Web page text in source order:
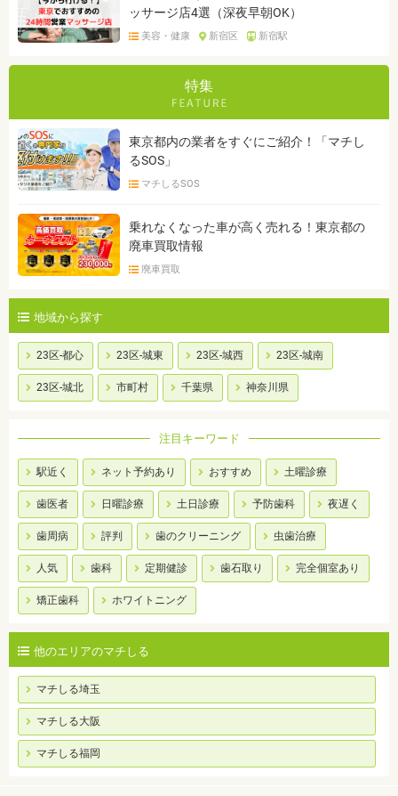
ッサージ店4選（深夜早朝OK）
美容・健康 新宿区 新宿駅
特集
東京都内の業者をすぐにご紹介！「マチし
るSOS」
マチしるSOS
乗れなくなった車が高く売れる！東京都の
廃車買取情報
廃車買取
地域から探す
23区-都心 23区-城東 23区-城西 23区-城南
23区-城北 市町村 千葉県 神奈川県
注目キーワード
駅近く ネット予約あり おすすめ 土曜診療
歯医者 日曜診療 土日診療 予防歯科 夜遅く
歯周病 評判 歯のクリーニング 虫歯治療
人気 歯科 定期健診 歯石取り 完全個室あり
矯正歯科 ホワイトニング
他のエリアのマチしる
マチしる埼玉
マチしる大阪
マチしる福岡